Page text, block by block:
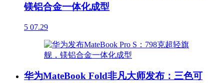
镁铝合金一体化成型
5 07.29
华为MateBook Fold非凡大师发布：三色可